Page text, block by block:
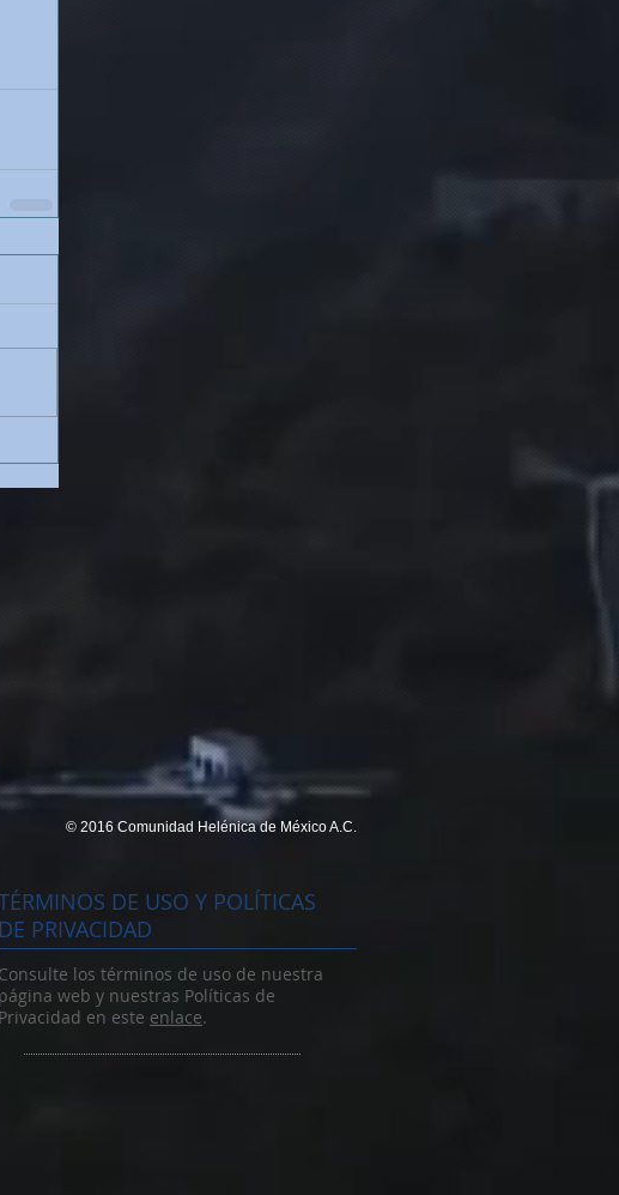
© 2016 Comunidad Helénica de México A.C.
DE USO Y POLÍTICAS
DE PRIVACIDAD
Consulte los términos de uso de nuestra
página web y nuestras Políticas de
Privacidad en este enlace.